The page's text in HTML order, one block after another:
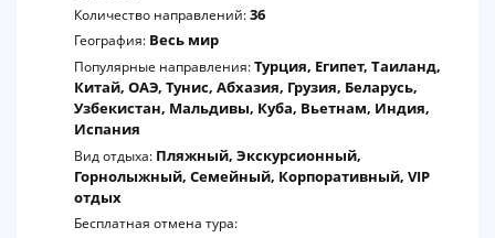
Количество направлений:36
География: Весь мир
Популярные направления:Турция, Египет, Таиланд,
Китай, ОАЭ, Тунис, Абхазия, Грузия, Беларусь,
Узбекистан, Мальдивы, Куба, Вьетнам, Индия,
Испания
Вид отдыха: Пляжный, Экскурсионный,
Горнолыжный, Семейный, Корпоративный, VIP
отдых
Бесплатная отмена тура: